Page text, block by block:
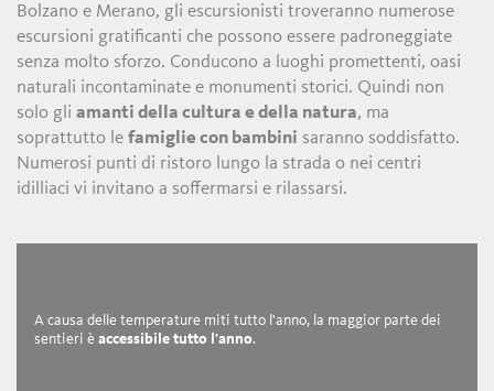
Bolzano e Merano, gli escursionisti troveranno numerose
escursioni gratificanti che possono essere padroneggiate
senza molto sforzo. Conducono a luoghi promettenti, oasi
naturali incontaminate e monumenti storici. Quindi non
solo gliamanti della cultura e della natura, ma
soprattutto lefamiglie con bambini saranno soddisfatto.
Numerosi punti di ristoro lungo la strada o nei centri
idilliaci vi invitano a soffermarsi e rilassarsi.
A causa delle temperature miti tutto l'anno, la maggior parte dei
sentieri è accessibile tutto l'anno.